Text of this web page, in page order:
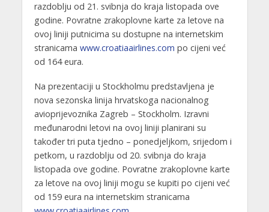
razdoblju od 21. svibnja do kraja listopada ove
godine. Povratne zrakoplovne karte za letove na
ovoj liniji putnicima su dostupne na internetskim
stranicama www.croatiaairlines.com po cijeni već
od 164 eura.
Na prezentaciji u Stockholmu predstavljena je
nova sezonska linija hrvatskoga nacionalnog
avioprijevoznika Zagreb – Stockholm. Izravni
međunarodni letovi na ovoj liniji planirani su
također tri puta tjedno – ponedjeljkom, srijedom i
petkom, u razdoblju od 20. svibnja do kraja
listopada ove godine. Povratne zrakoplovne karte
za letove na ovoj liniji mogu se kupiti po cijeni već
od 159 eura na internetskim stranicama